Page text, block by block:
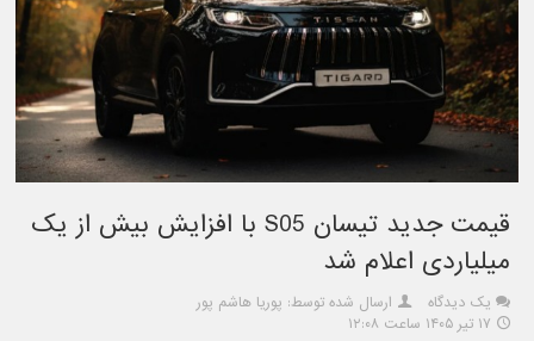
قیمت جدید تیسان S05 با افزایش بیش از یک
میلیاردی اعلام شد
یک دیدگاه
ارسال شده توسط: پوریا هاشم پور
۱۷ تیر ۱۴۰۵ ساعت ۱۲:۰۸